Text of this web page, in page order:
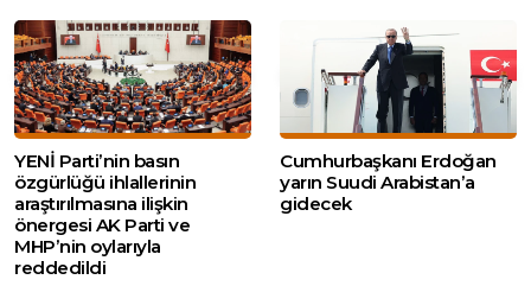
YENİ Parti’nin basın
özgürlüğü ihlallerinin
araştırılmasına ilişkin
önergesi AK Parti ve
MHP’nin oylarıyla
reddedildi
Cumhurbaşkanı Erdoğan
yarın Suudi Arabistan’a
gidecek